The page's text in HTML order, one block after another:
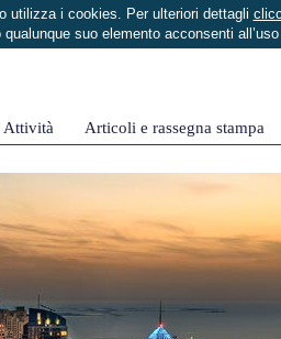
utilizza i cookies. Per ulteriori dettagli
suo elemento acconsenti
Attività Articoli e rassegna stampa